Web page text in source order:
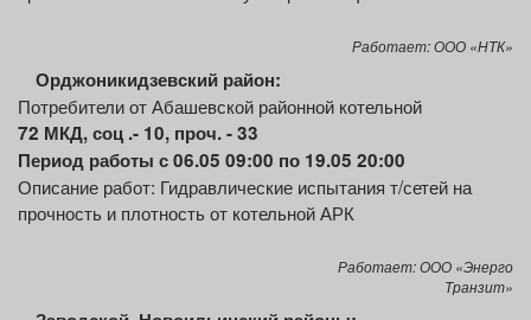
Работает: ООО «НТК»
Орджоникидзевский район:
Потребители от Абашевской районной котельной
72 МКД,соц .- 10, проч. - 33
Период работы с 06.05 09:00 по 19.05 20:00
Описание работ: Гидравлические испытания т/сетей на
прочность и плотность от котельной АРК
Работает: ООО «Энерго
Транзит»